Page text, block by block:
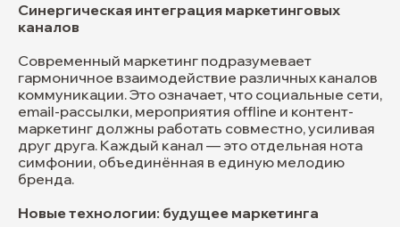
Синергическая интеграция маркетинговых
каналов
Современный маркетинг подразумевает
гармоничное взаимодействие различных каналов
коммуникации. Это означает, что социальные сети,
email-рассылки, мероприятия offline и контент-
маркетинг должны работать совместно, усиливая
друг друга. Каждый канал — это отдельная нота
симфонии, объединённая в единую мелодию
бренда.
Новые технологии: будущее маркетинга
Загрузить файл
Я даюСогласиена обработку
моих персональных данных в
соответствии сПолитикой